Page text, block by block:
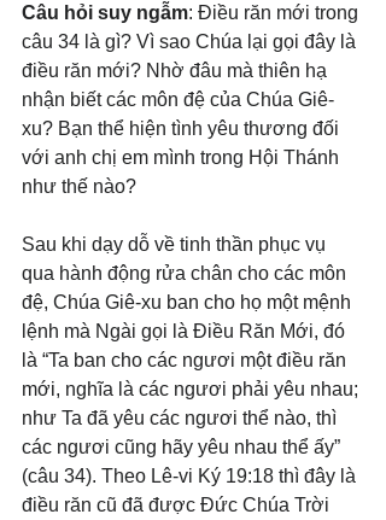
Câu hỏi suy ngẫm: Điều răn mới trong
câu 34 là gì? Vì sao Chúa lại gọi đây là
điều răn mới? Nhờ đâu mà thiên hạ
nhận biết các môn đệ của Chúa Giê-
xu? Bạn thể hiện tình yêu thương đối
với anh chị em mình trong Hội Thánh
như thế nào?
Sau khi dạy dỗ về tinh thần phục vụ
qua hành động rửa chân cho các môn
đệ, Chúa Giê-xu ban cho họ một mệnh
lệnh mà Ngài gọi là Điều Răn Mới, đó
là “Ta ban cho các ngươi một điều răn
mới, nghĩa là các ngươi phải yêu nhau;
như Ta đã yêu các ngươi thể nào, thì
các ngươi cũng hãy yêu nhau thể ấy”
(câu 34). Theo Lê-vi Ký 19:18 thì đây là
điều răn cũ đã được Đức Chúa Trời